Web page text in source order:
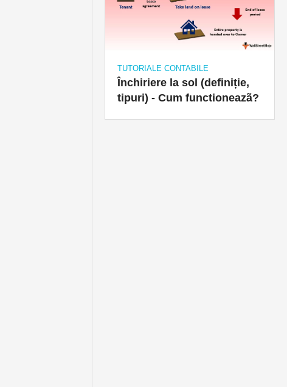
TUTORIALE CONTABILE
Închiriere la sol (definiție,
tipuri) - Cum functioneazã?